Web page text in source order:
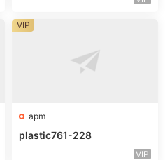
apm
plastic761-228
VIP
VIP